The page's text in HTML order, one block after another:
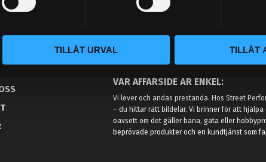
TILLÅT URVAL TILLÅT
VÅR AFFÄRSIDÉ ÄR ENKEL:
Vi lever och andas prestanda. Hos Street
– du hittar rätt bildelar. Vi brinner för att
oavsett om det gäller bana, gata eller
beprövade produkter och en kundtjänst som